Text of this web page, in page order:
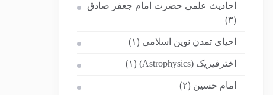
احادیث علمی حضرت امام جعفر صادق
(۳)
احیای تمدن نوین اسلامی (۱)
اخترفیزیک (Astrophysics) (۱)
امام حسین (۲)